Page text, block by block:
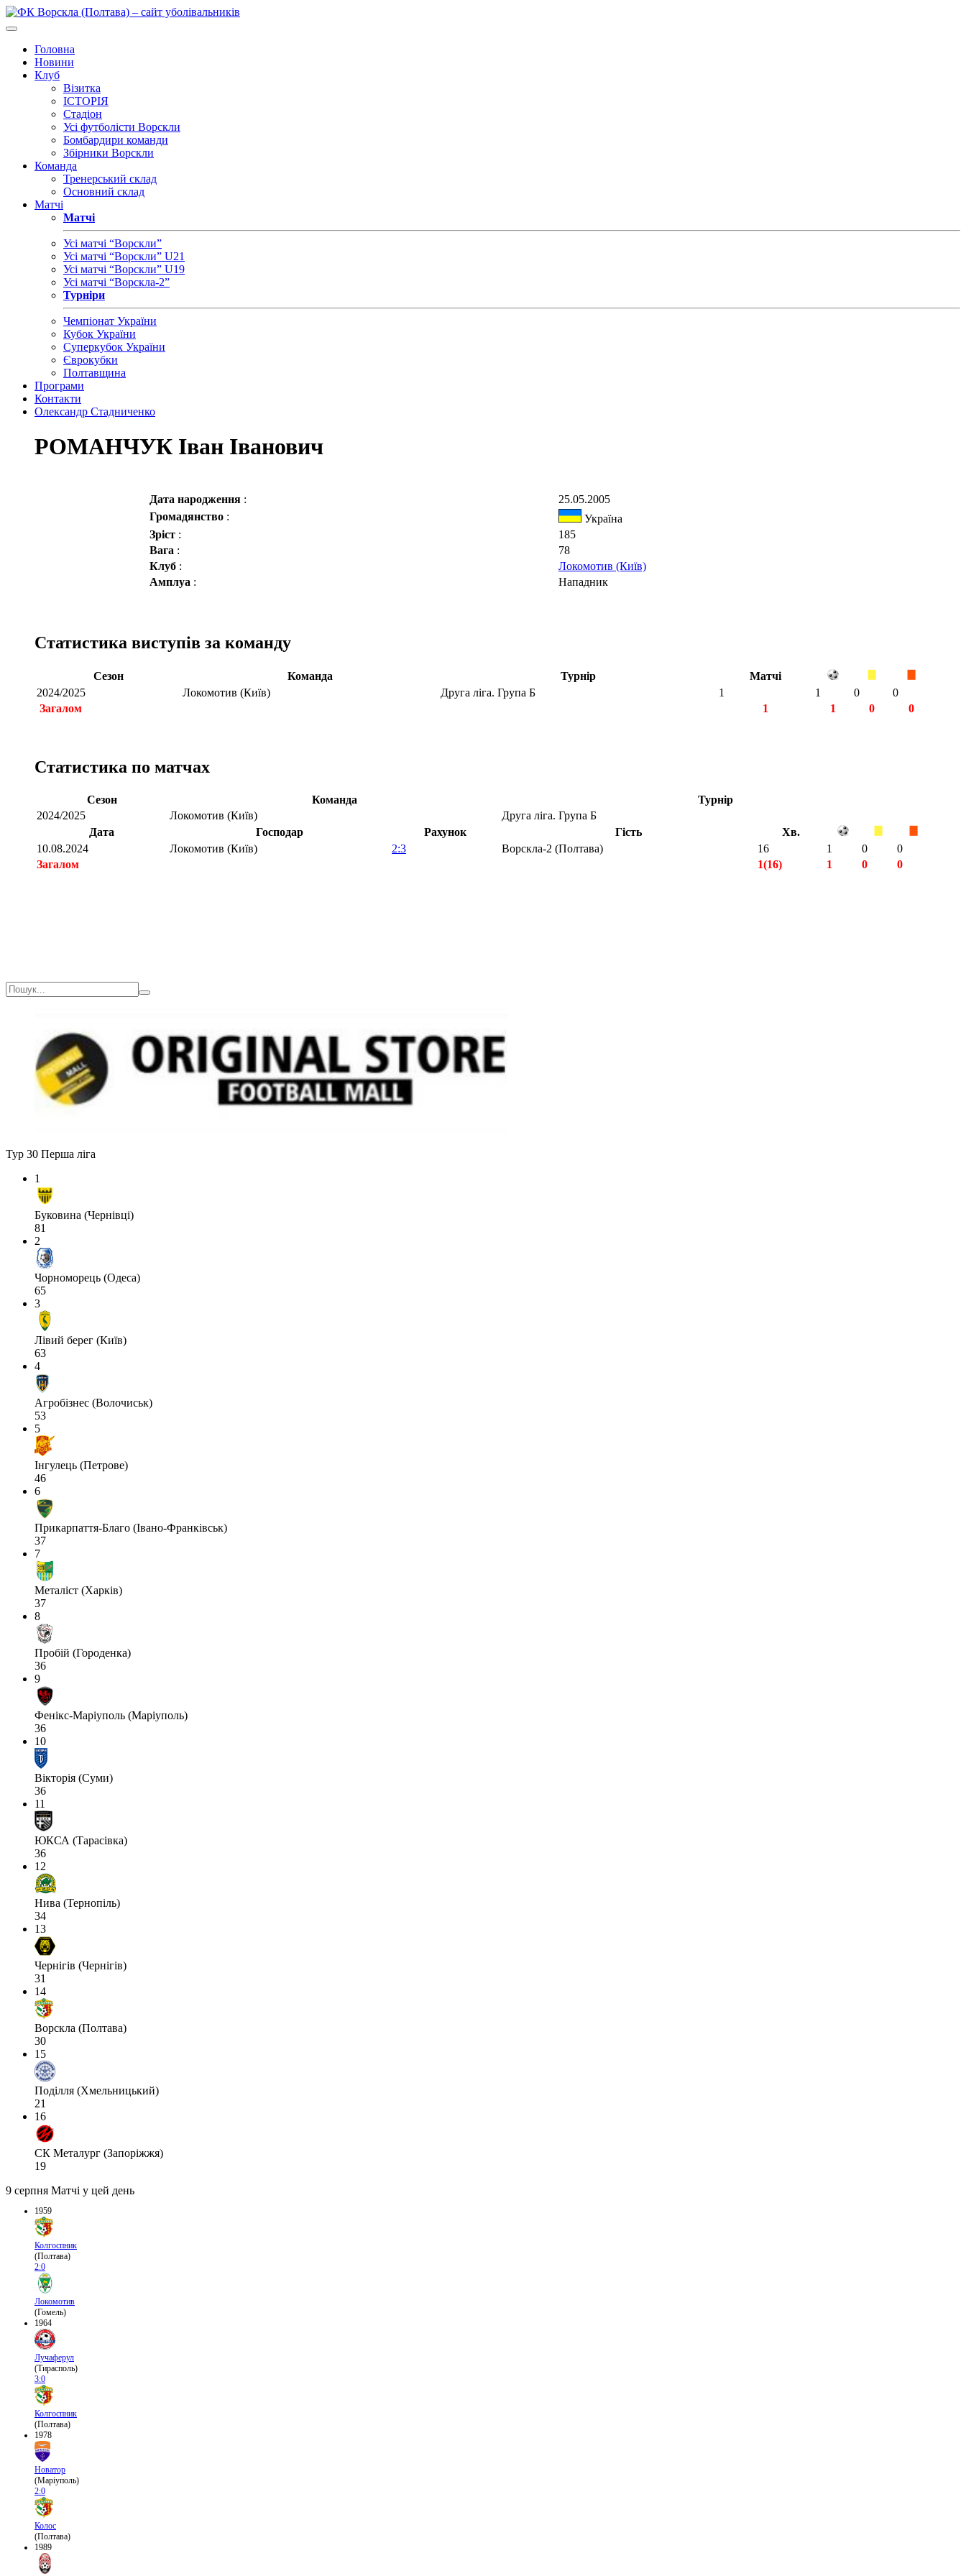
Головна
Новини
Клуб
Візитка
ІСТОРІЯ
Стадіон
Усі футболісти Ворскли
Бомбардири команди
Збірники Ворскли
Команда
Тренерський склад
Основний склад
Матчі
Матчі
Усі матчі “Ворскли”
Усі матчі “Ворскли” U21
Усі матчі “Ворскли” U19
Усі матчі “Ворскла-2”
Турніри
Чемпіонат України
Кубок України
Суперкубок України
Єврокубки
Полтавщина
Програми
Контакти
Олександр Стадниченко
РОМАНЧУК Іван Іванович
Дата народження :
25.05.2005
Громадянство :
Україна
Зріст :
185
Вага :
78
Клуб :
Локомотив (Київ)
Амплуа : Нападник
Статистика виступів за команду
Сезон Команда Турнір
Матчі
2024/2025
Локомотив (Київ) Друга ліга. Група Б 1 1 0
0
Загалом
1 1 0 0
Статистика по матчах
Сезон Команда
Турнір
2024/2025
Локомотив (Київ)
Друга ліга. Група Б
Дата
Господар Рахунок Гість
Хв.
10.08.2024
Локомотив (Київ) 2:3 Ворскла-2 (Полтава) 16 1 0
0
Загалом
1(16) 1 0
0
Тур 30 Перша ліга
1
Буковина (Чернівці)
81
2
Чорноморець (Одеса)
65
3
Лівий берег (Київ)
63
4
Агробізнес (Волочиськ)
53
5
Інгулець (Петрове)
46
6
Прикарпаття-Благо (Івано-Франківськ)
37
7
Металіст (Харків)
37
8
Пробій (Городенка)
36
9
Фенікс-Маріуполь (Маріуполь)
36
10
Вікторія (Суми)
36
11
ЮКСА (Тарасівка)
36
12
Нива (Тернопіль)
34
13
Чернігів (Чернігів)
31
14
Ворскла (Полтава)
30
15
Поділля (Хмельницький)
21
16
СК Металург (Запоріжжя)
19
9 серпня Матчі у цей день
1959
Колгоспник
(Полтава)
2:0
Локомотив
(Гомель)
1964
Лучаферул
(Тирасполь)
3:0
Колгоспник
(Полтава)
1978
Новатор
(Маріуполь)
2:0
Колос
(Полтава)
1989